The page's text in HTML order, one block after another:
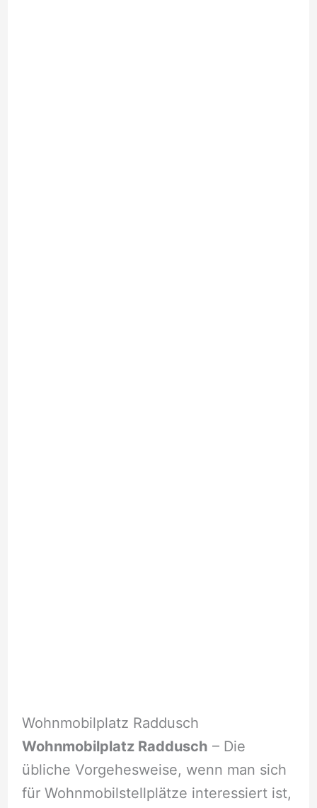
Wohnmobilplatz Raddusch
Wohnmobilplatz Raddusch – Die
übliche Vorgehesweise, wenn man sich
für Wohnmobilstellplätze interessiert ist,